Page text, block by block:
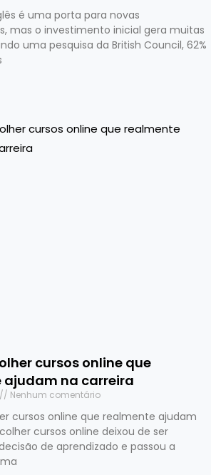
é uma porta para novas
mas o investimento inicial gera muitas
uma pesquisa da British Council, 62%
cursos online que
ajudam na carreira
Nenhum comentário
cursos online que realmente ajudam
cursos online deixou de ser
de aprendizado e passou a